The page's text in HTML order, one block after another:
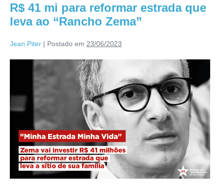
R$ 41 mi para reformar estrada que
leva ao “Rancho Zema”
Jean Piter | Postado em 23/06/2023